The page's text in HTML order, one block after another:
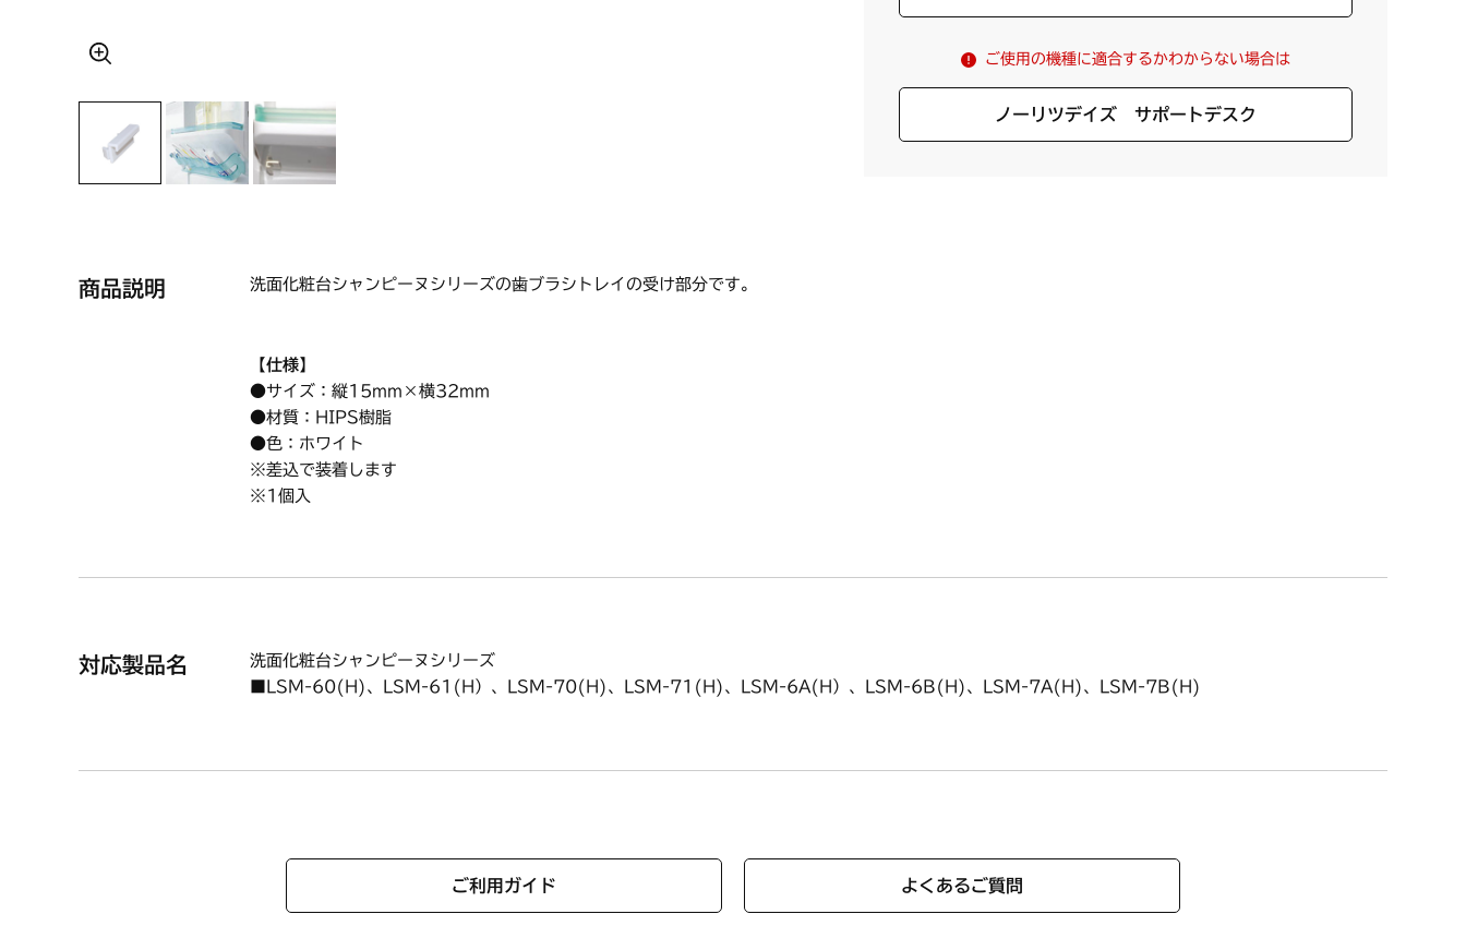
ご使用の機種に適合するかわからない場合は
ノーリツデイズ サポートデスク
商品説明 洗面化粧台シャンピーヌシリーズの歯ブラシトレイの受け部分です。
【仕様】
●サイズ：縦15mm×横32mm
●材質：HIPS樹脂
●色：ホワイト
※差込で装着します
※1個入
対応製品名
洗面化粧台シャンピーヌシリーズ
■LSM-60(H)、LSM-61(H）、LSM-70(H)、LSM-71(H)、LSM-6A(H）、LSM-6B(H)、LSM-7A(H)、LSM-7B(H)
ご利用ガイド よくあるご質問